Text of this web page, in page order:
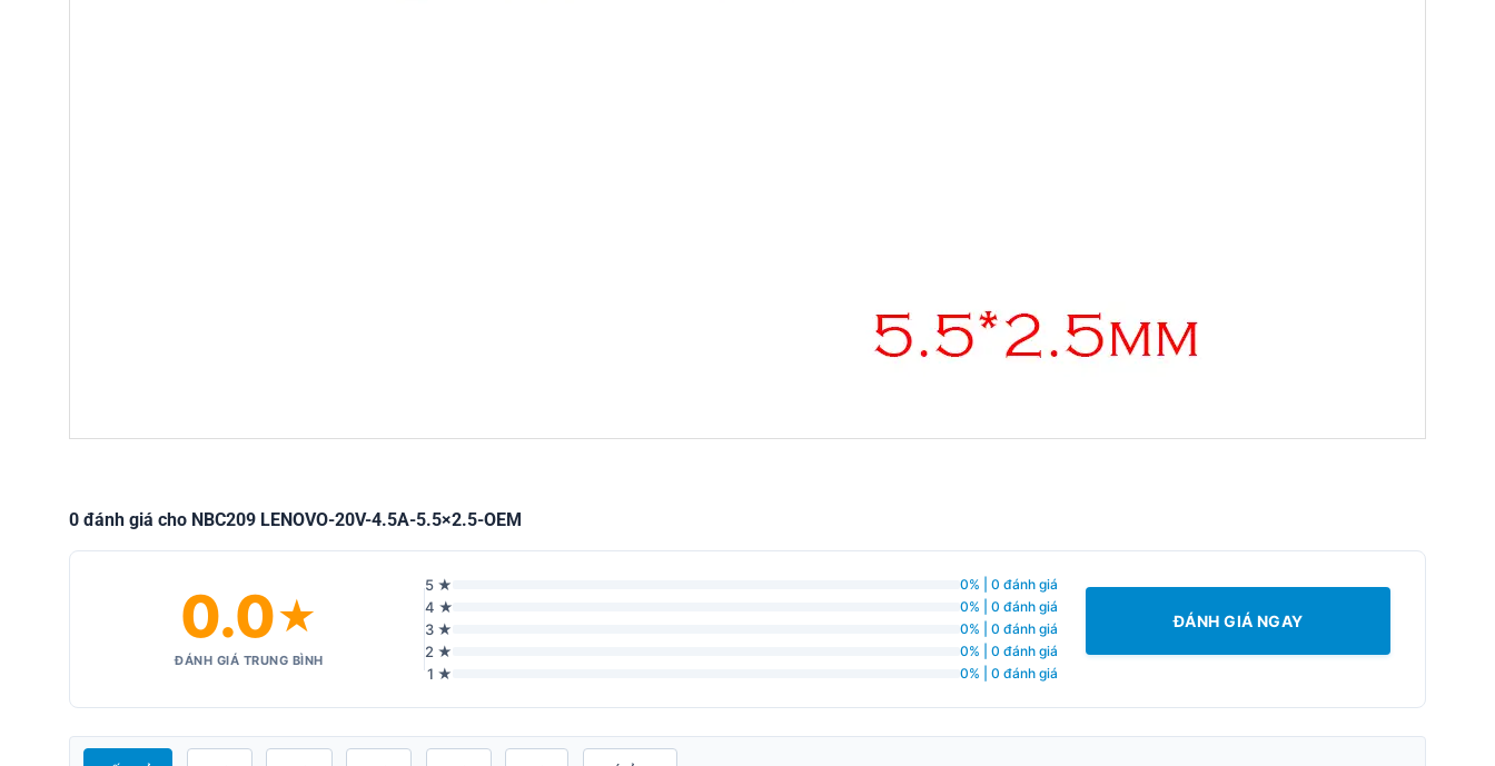
0 đánh giá cho NBC209 LENOVO-20V-4.5A-5.5×2.5-OEM
0.0★
ĐÁNH GIÁ TRUNG BÌNH
5 ★ 0% | 0 đánh giá
4 ★ 0% | 0 đánh giá
3 ★ 0% | 0 đánh giá
2 ★ 0% | 0 đánh giá
1 ★ 0% | 0 đánh giá
ĐÁNH GIÁ NGAY